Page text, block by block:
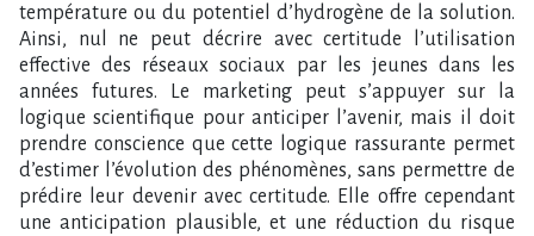
température ou du potentiel d’hydrogène de la solution.
Ainsi, nul ne peut décrire avec certitude l’utilisation
effective des réseaux sociaux par les jeunes dans les
années futures. Le marketing peut s’appuyer sur la
logique scientifique pour anticiper l’avenir, mais il doit
prendre conscience que cette logique rassurante permet
d’estimer l’évolution des phénomènes, sans permettre de
prédire leur devenir avec certitude. Elle offre cependant
une anticipation plausible, et une réduction du risque